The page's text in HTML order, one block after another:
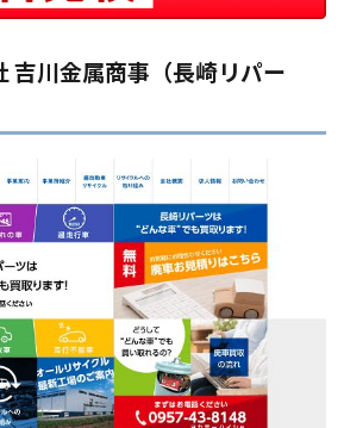
川金属商事（長崎リパー